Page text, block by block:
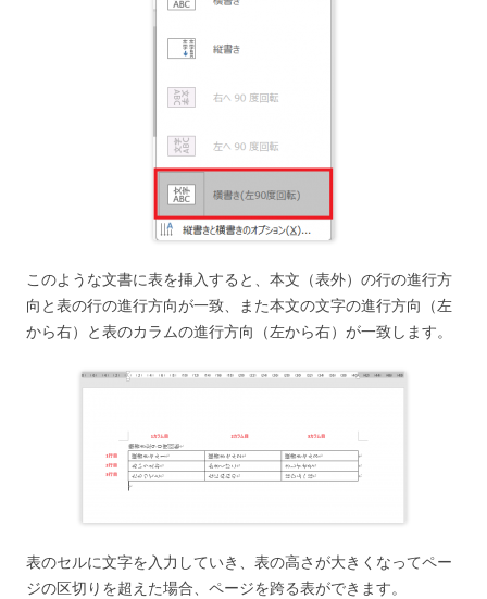
このような文書に表を挿入すると、本文（表外）の行の進行方
向と表の行の進行方向が一致、また本文の文字の進行方向（左
から右）と表のカラムの進行方向（左から右）が一致します。
表のセルに文字を入力していき、表の高さが大きくなってペー
ジの区切りを超えた場合、ページを跨る表ができます。